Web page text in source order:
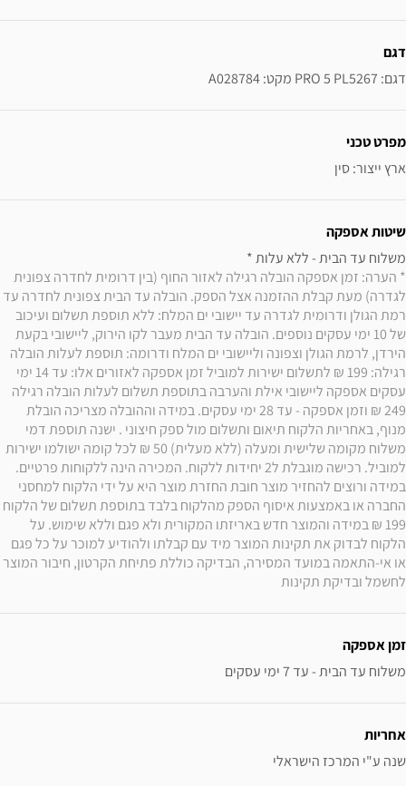
דגם
דגם: PRO 5 PL5267 מקט: A028784
מפרט טכני
ארץ ייצור: סין
שיטות אספקה
משלוח עד הבית - ללא עלות *
לחשמל ובדיקת תקינות
זמן אספקה
משלוח עד הבית - עד 7 ימי עסקים
אחריות
שנה ע"י המרכז הישראלי